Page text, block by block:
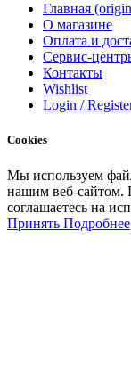
Главная
О магазине
Оплата и
Сервис-
Контакты
Wishlist
Login /
Cookies
Мы используем
нашим веб-сайтом.
соглашаетесь на
Принять Подробнее